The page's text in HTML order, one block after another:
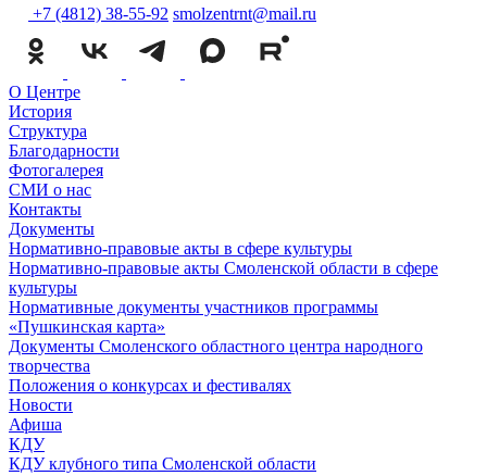
+7 (4812) 38-55-92 smolzentrnt@mail.ru
О Центре
История
Структура
Благодарности
Фотогалерея
СМИ о нас
Контакты
Документы
Нормативно-правовые акты в сфере культуры
Нормативно-правовые акты Смоленской области в сфере
культуры
Нормативные документы участников программы
«Пушкинская карта»
Документы Смоленского областного центра народного
творчества
Положения о конкурсах и фестивалях
Новости
Афиша
КДУ
КДУ клубного типа Смоленской области